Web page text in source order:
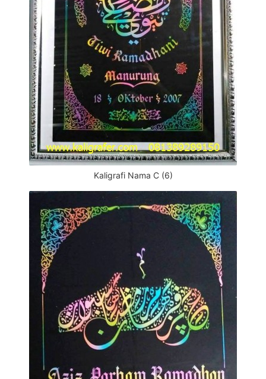
Kaligrafi Nama C (6)